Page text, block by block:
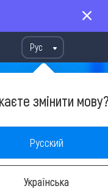
Рус
змінити
Русский
Українська
тура